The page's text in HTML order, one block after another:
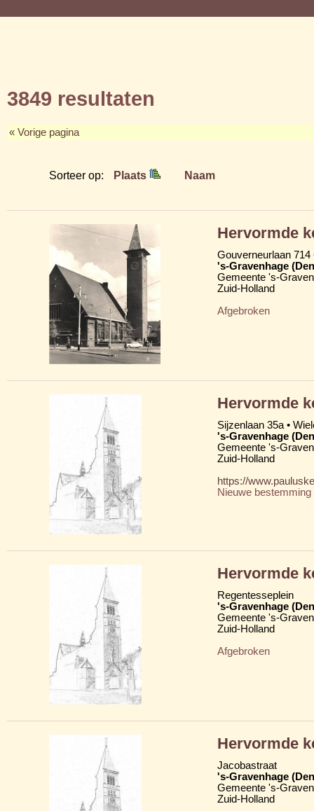
3849 resultaten
« Vorige pagina
Sorteer op: Plaats Naam
Hervormde
Gouverneurlaan 714
's-Gravenhage
Gemeente 's-
Zuid-Holland
Afgebroken
Hervormde
Sijzenlaan 35a •
's-Gravenhage
Gemeente 's-
Zuid-Holland
https://
Nieuwe bestemming
Hervormde
Regentesseplein
's-Gravenhage
Gemeente 's-
Zuid-Holland
Afgebroken
Hervormde
Jacobastraat
's-Gravenhage
Gemeente 's-
Zuid-Holland